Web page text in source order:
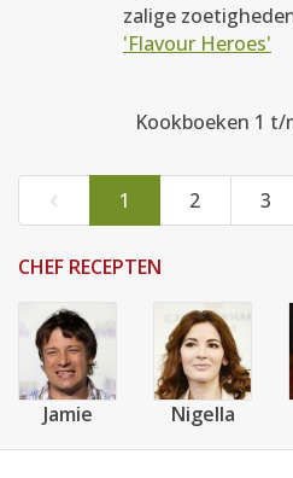
zalige
'Flavour Heroes'
Kookboeken 1 t/
‹ 1 2 3
CHEF RECEPTEN
Jamie Nigella